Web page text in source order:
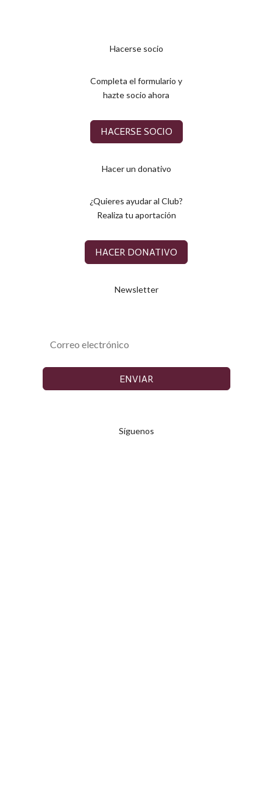
Hacerse socio
Completa el formulario y
hazte socio ahora
HACERSE SOCIO
Hacer un donativo
¿Quieres ayudar al Club?
Realiza tu aportación
HACER DONATIVO
Newsletter
ENVIAR
Síguenos